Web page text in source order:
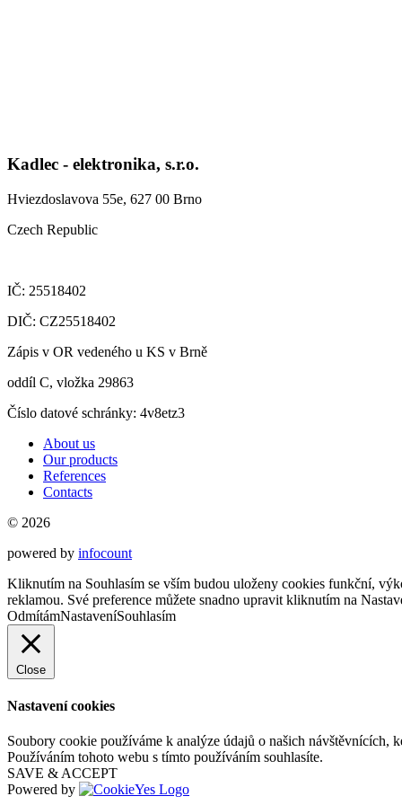
Kadlec - elektronika, s.r.o.
Hviezdoslavova 55e, 627 00 Brno
Czech Republic
IČ: 25518402
DIČ: CZ25518402
Zápis v OR vedeného u KS v Brně
oddíl C, vložka 29863
Číslo datové schránky: 4v8etz3
About us
Our products
References
Contacts
© 2026
powered by infocount
Kliknutím na Souhlasím se vším budou uloženy cookies funkční,
reklamou. Své preference můžete snadno upravit kliknutím na
OdmítámNastaveníSouhlasím
Close
Nastavení cookies
Soubory cookie používáme k analýze údajů o našich návštěvnících,
Používáním tohoto webu s tímto používáním souhlasíte.
SAVE & ACCEPT
Powered by